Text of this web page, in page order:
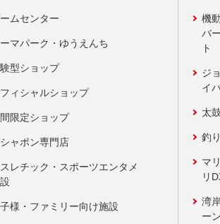
ムセンター
マパーク・ゆうえんち
型ショップ
ィシャルショップ
限定ショップ
ャポン専門店
レチック・スポーツエンタメ
様・ファミリー向け施設
機
バ
ト
ジ
イ
太
釣
マ
リ
湾
ー